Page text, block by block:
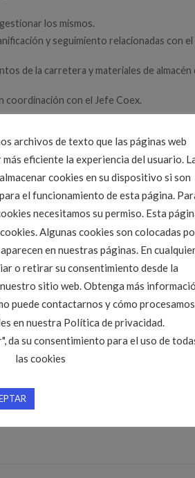
los mismos.
y seguimiento relacionadas con el
de la carretera y materiales de almacén
coordinación con el Jefe Coex.
y extraordinarias para la detección de
resolver situaciones de emergencia y
y/ o graduado en Ingeniería Civil.
no tengan experiencia en labores de
como favorito elEnlace permanente.
archivos de texto que las páginas web
eficiente la experiencia del usuario.
cookies en su dispositivo si son
el funcionamiento de esta página.
necesitamos su permiso. Esta
Algunas cookies son colocadas
en nuestras páginas. En
o retirar su consentimiento desde la
sitio web. Obtenga más
puede contactarnos y cómo procesamos
en nuestra Política de privacidad.
da su consentimiento para el uso de
las cookies